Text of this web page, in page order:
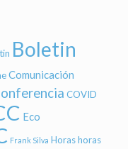
Boletin
Comunicación
COVID
Eco
Frank Silva Horashoras